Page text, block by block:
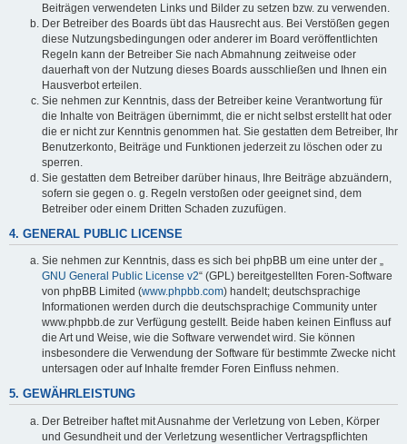
Beiträgen verwendeten Links und Bilder zu setzen bzw. zu verwenden.
Der Betreiber des Boards übt das Hausrecht aus. Bei Verstößen gegen
diese Nutzungsbedingungen oder anderer im Board veröffentlichten
Regeln kann der Betreiber Sie nach Abmahnung zeitweise oder
dauerhaft von der Nutzung dieses Boards ausschließen und Ihnen ein
Hausverbot erteilen.
Sie nehmen zur Kenntnis, dass der Betreiber keine Verantwortung für
die Inhalte von Beiträgen übernimmt, die er nicht selbst erstellt hat oder
die er nicht zur Kenntnis genommen hat. Sie gestatten dem Betreiber, Ihr
Benutzerkonto, Beiträge und Funktionen jederzeit zu löschen oder zu
sperren.
Sie gestatten dem Betreiber darüber hinaus, Ihre Beiträge abzuändern,
sofern sie gegen o. g. Regeln verstoßen oder geeignet sind, dem
Betreiber oder einem Dritten Schaden zuzufügen.
4. GENERAL PUBLIC LICENSE
Sie nehmen zur Kenntnis, dass es sich bei phpBB um eine unter der „
GNU General Public License v2“ (GPL) bereitgestellten Foren-Software
von phpBB Limited (www.phpbb.com) handelt; deutschsprachige
Informationen werden durch die deutschsprachige Community unter
www.phpbb.de zur Verfügung gestellt. Beide haben keinen Einfluss auf
die Art und Weise, wie die Software verwendet wird. Sie können
insbesondere die Verwendung der Software für bestimmte Zwecke nicht
untersagen oder auf Inhalte fremder Foren Einfluss nehmen.
5. GEWÄHRLEISTUNG
Der Betreiber haftet mit Ausnahme der Verletzung von Leben, Körper
und Gesundheit und der Verletzung wesentlicher Vertragspflichten